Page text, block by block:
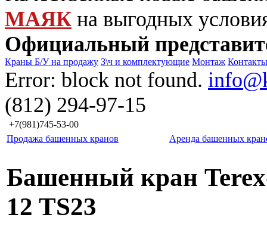
МАЯК на выгодных
Официальный
Краны Б/У на продажу З\ч и комплектующие Монтаж Контакты
Error: block not found.
(812) 294-97-15
+7(981)745-53-00
Продажа башенных кранов
Аренда башенных
Башенный кран
12 TS23